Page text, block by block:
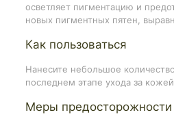
осветляет пигментацию и
новых пигментных пятен,
Как пользоваться
Нанесите небольшое
последнем этапе ухода за
Меры предосторожности